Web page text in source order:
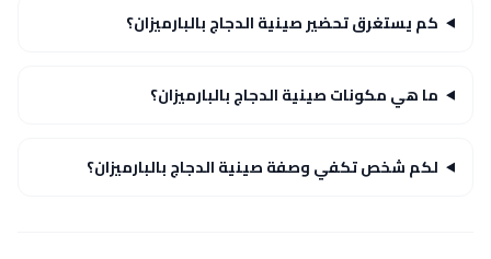
كم يستغرق تحضير صينية الدجاج بالبارميزان؟
ما هي مكونات صينية الدجاج بالبارميزان؟
لكم شخص تكفي وصفة صينية الدجاج بالبارميزان؟